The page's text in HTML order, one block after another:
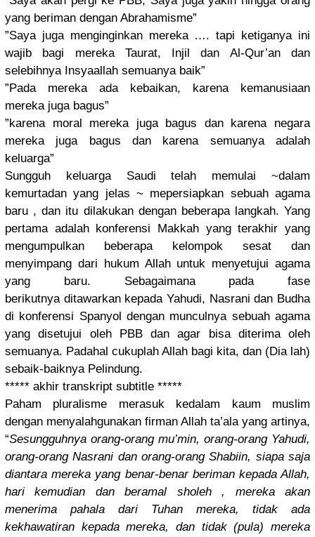
yang beriman dengan Abrahamisme”
”Saya juga menginginkan mereka …. tapi ketiganya ini
wajib bagi mereka Taurat, Injil dan Al-Qur’an dan
selebihnyaInsyaallah semuanya baik”
”Pada mereka ada kebaikan, karena kemanusiaan
mereka juga bagus”
”karena moral mereka juga bagus dan karena negara
mereka juga bagus dan karena semuanya adalah
keluarga”
Sungguh keluarga Saudi telah memulai ~dalam
kemurtadan yang jelas ~ mepersiapkan sebuah agama
baru , dan itu dilakukan dengan beberapa langkah. Yang
pertama adalah konferensi Makkah yang terakhir yang
mengumpulkan beberapa kelompok sesat dan
menyimpang dari hukum Allah untuk menyetujui agama
yang baru. Sebagaimana pada fase
berikutnyaditawarkankepada Yahudi, Nasrani dan Budha
di konferensi Spanyol dengan munculnya sebuah agama
yang disetujui oleh PBB dan agar bisa diterima oleh
semuanya. Padahal cukuplah Allah bagi kita, dan (Dia lah)
sebaik-baiknya Pelindung.
***** akhir transkript subtitle *****
Paham pluralisme merasuk kedalam kaum muslim
dengan menyalahgunakan firman Allah ta’ala yang artinya,
“Sesungguhnya orang-orang mu’min, orang-orang Yahudi,
orang-orang Nasrani dan orang-orang Shabiin, siapa saja
diantara mereka yang benar-benar beriman kepada Allah,
hari kemudian dan beramal sholeh , mereka akan
menerima pahala dari Tuhan mereka, tidak ada
kekhawatiran kepada mereka, dan tidak (pula) mereka